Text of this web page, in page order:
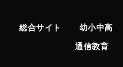
総合サイト 幼小中高
通信教育